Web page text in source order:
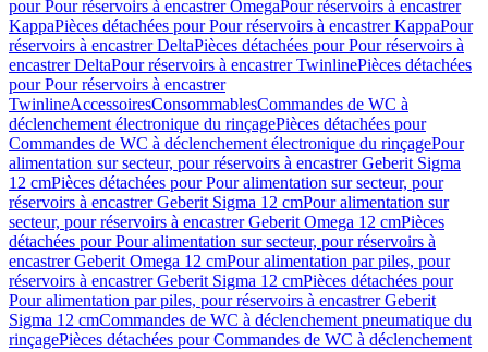
pour Pour réservoirs à encastrer OmegaPour réservoirs à encastrer
KappaPièces détachées pour Pour réservoirs à encastrer KappaPour
réservoirs à encastrer DeltaPièces détachées pour Pour réservoirs à
encastrer DeltaPour réservoirs à encastrer TwinlinePièces détachées
pour Pour réservoirs à encastrer
TwinlineAccessoiresConsommablesCommandes de WC à
déclenchement électronique du rinçagePièces détachées pour
Commandes de WC à déclenchement électronique du rinçagePour
alimentation sur secteur, pour réservoirs à encastrer Geberit Sigma
12 cmPièces détachées pour Pour alimentation sur secteur, pour
réservoirs à encastrer Geberit Sigma 12 cmPour alimentation sur
secteur, pour réservoirs à encastrer Geberit Omega 12 cmPièces
détachées pour Pour alimentation sur secteur, pour réservoirs à
encastrer Geberit Omega 12 cmPour alimentation par piles, pour
réservoirs à encastrer Geberit Sigma 12 cmPièces détachées pour
Pour alimentation par piles, pour réservoirs à encastrer Geberit
Sigma 12 cmCommandes de WC à déclenchement pneumatique du
rinçagePièces détachées pour Commandes de WC à déclenchement